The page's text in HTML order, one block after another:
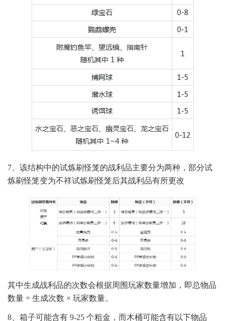
7、该结构中的试炼刷怪笼的战利品主要分为两种，部分试
炼刷怪笼变为不祥试炼刷怪笼后其战利品有所更改
其中生成战利品的次数会根据周围玩家数量增加，即总物品
数量 = 生成次数 × 玩家数量。
8、箱子可能含有 9-25 个粗金，而木桶可能含有以下物品